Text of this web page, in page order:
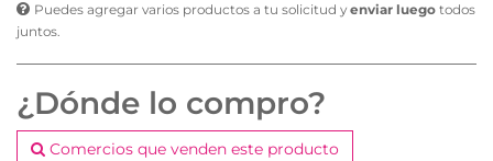
Puedes agregar varios productos a tu solicitud y enviar luego todos
juntos.
¿Dónde lo compro?
Comercios que venden este producto